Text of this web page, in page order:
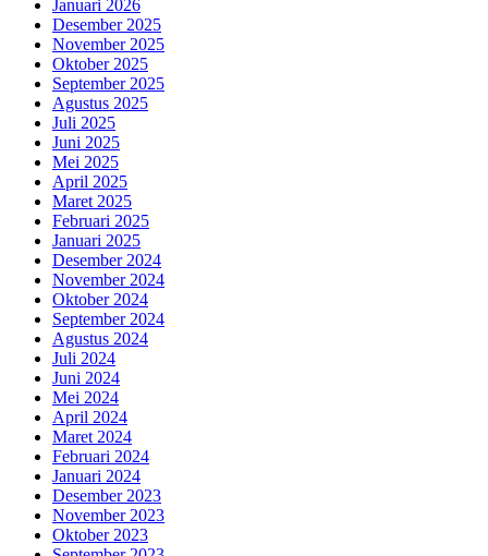
Januari 2026
Desember 2025
November 2025
Oktober 2025
September 2025
Agustus 2025
Juli 2025
Juni 2025
Mei 2025
April 2025
Maret 2025
Februari 2025
Januari 2025
Desember 2024
November 2024
Oktober 2024
September 2024
Agustus 2024
Juli 2024
Juni 2024
Mei 2024
April 2024
Maret 2024
Februari 2024
Januari 2024
Desember 2023
November 2023
Oktober 2023